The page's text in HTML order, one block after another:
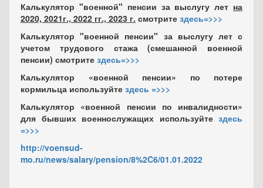
Калькулятор "военной" пенсии за выслугу лет на
2020, 2021г., 2022 гг., 2023 г. смотрите здесь=>>>
Калькулятор "военной пенсии" за выслугу лет с
учетом трудового стажа (смешанной военной
пенсии) смотрите здесь=>>>
Калькулятор «военной пенсии» по потере
кормильца используйте здесь =>>>
Калькулятор «военной пенсии по инвалидности»
для бывших военнослужащих используйте здесь
=>>>
http://voensud-
mo.ru/news/salary/pension/8%2C6/01.01.2022